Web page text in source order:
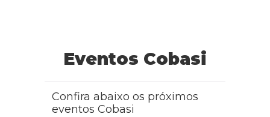
Eventos Cobasi
Confira abaixo os próximos
eventos Cobasi